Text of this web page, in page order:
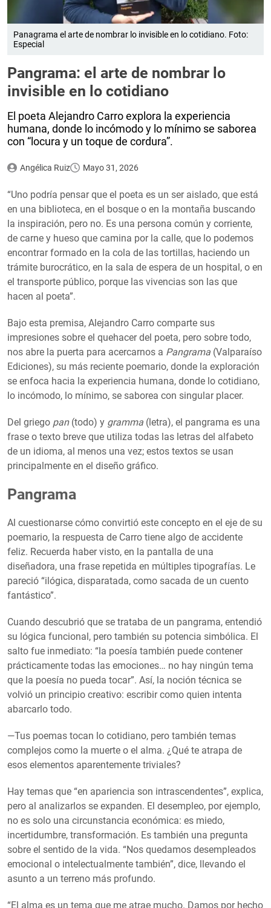
Panagrama el arte de nombrar lo invisible en lo cotidiano. Foto:
Especial
Pangrama: el arte de nombrar lo
invisible en lo cotidiano
El poeta Alejandro Carro explora la experiencia
humana, donde lo incómodo y lo mínimo se saborea
con “locura y un toque de cordura”.
Angélica Ruiz Mayo 31, 2026
“Uno podría pensar que el poeta es un ser aislado, que está
en una biblioteca, en el bosque o en la montaña buscando
la inspiración, pero no. Es una persona común y corriente,
de carne y hueso que camina por la calle, que lo podemos
encontrar formado en la cola de las tortillas, haciendo un
trámite burocrático, en la sala de espera de un hospital, o en
el transporte público, porque las vivencias son las que
hacen al poeta”.
Bajo esta premisa, Alejandro Carro comparte sus
impresiones sobre el quehacer del poeta, pero sobre todo,
nos abre la puerta para acercarnos a Pangrama (Valparaíso
Ediciones), su más reciente poemario, donde la exploración
se enfoca hacia la experiencia humana, donde lo cotidiano,
lo incómodo, lo mínimo, se saborea con singular placer.
Del griego pan(todo) y gramma (letra), el pangrama es una
frase o texto breve que utiliza todas las letras del alfabeto
de un idioma, al menos una vez; estos textos se usan
principalmente en el diseño gráfico.
Pangrama
Al cuestionarse cómo convirtió este concepto en el eje de su
poemario, la respuesta de Carro tiene algo de accidente
feliz. Recuerda haber visto, en la pantalla de una
diseñadora, una frase repetida en múltiples tipografías. Le
pareció “ilógica, disparatada, como sacada de un cuento
fantástico”.
Cuando descubrió que se trataba de un pangrama, entendió
su lógica funcional, pero también su potencia simbólica. El
salto fue inmediato: “la poesía también puede contener
prácticamente todas las emociones… no hay ningún tema
que la poesía no pueda tocar”. Así, la noción técnica se
volvió un principio creativo: escribir como quien intenta
abarcarlo todo.
—Tus poemas tocan lo cotidiano, pero también temas
complejos como la muerte o el alma. ¿Qué te atrapa de
esos elementos aparentemente triviales?
Hay temas que “en apariencia son intrascendentes”, explica,
pero al analizarlos se expanden. El desempleo, por ejemplo,
no es solo una circunstancia económica: es miedo,
incertidumbre, transformación. Es también una pregunta
sobre el sentido de la vida. “Nos quedamos desempleados
emocional o intelectualmente también”, dice, llevando el
asunto a un terreno más profundo.
“El alma es un tema que me atrae mucho. Damos por hecho